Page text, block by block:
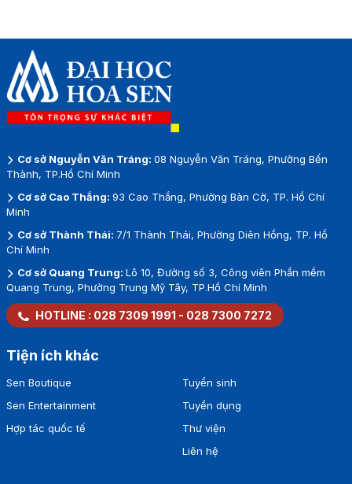
Cơ sở Nguyễn Văn Tráng: 08 Nguyễn Văn Tráng, Phường Bến
Thành, TP.Hồ Chí Minh
Cơ sở Cao Thắng: 93 Cao Thắng, Phường Bàn Cờ, TP. Hồ Chí
Minh
Cơ sở Thành Thái: 7/1 Thành Thái, Phường Diên Hồng, TP. Hồ
Chí Minh
Cơ sở Quang Trung: Lô 10, Đường số 3, Công viên Phần mềm
Quang Trung, Phường Trung Mỹ Tây, TP.Hồ Chí Minh
HOTLINE : 028 7309 1991 - 028 7300 7272
Tiện ích khác
Sen Boutique
Sen Entertainment
Hợp tác quốc tế
Tuyển sinh
Tuyển dụng
Thư viện
Liên hệ